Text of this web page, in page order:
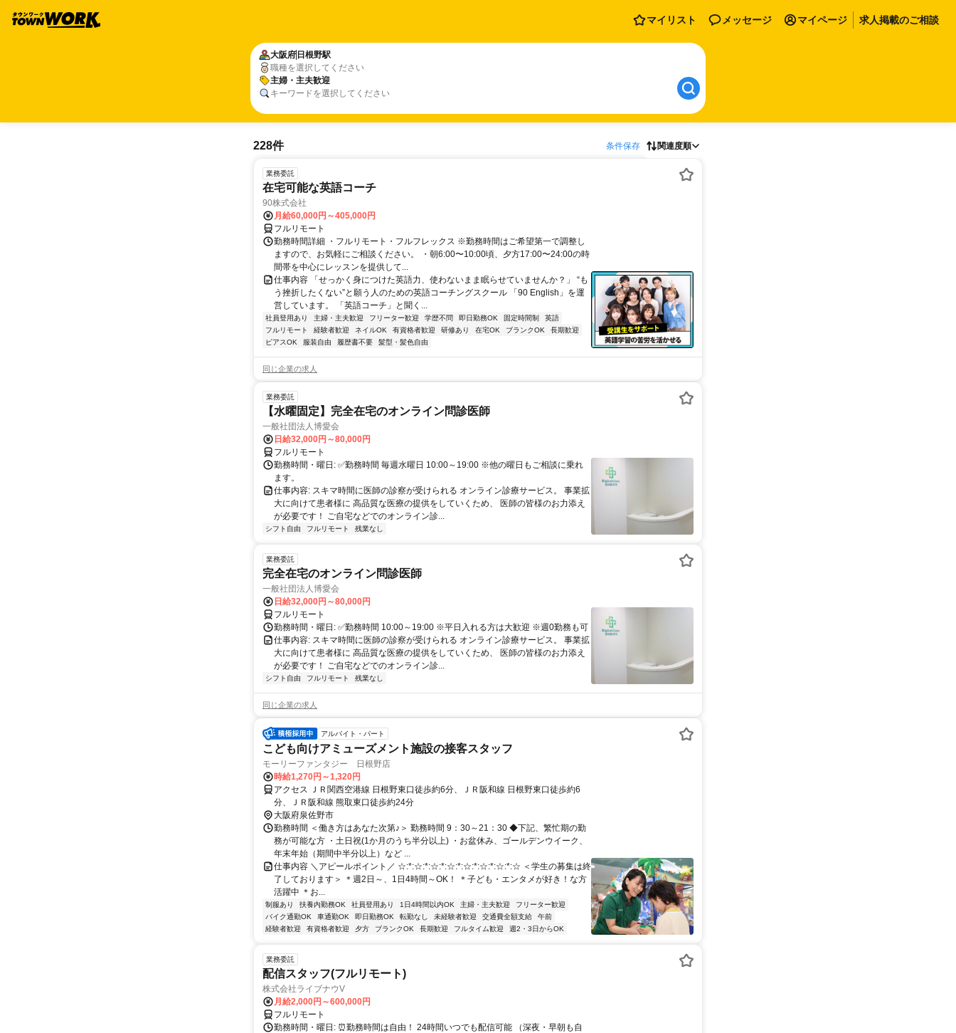
マイリスト メッセージ マイページ 求人掲載のご相談
大阪府 日根野駅
職種を選択してください
主婦・主夫歓迎
キーワードを選択してください
228件 条件保存 関連度順
業務委託
在宅可能な英語コーチ
90株式会社
月給60,000円～405,000円
フルリモート
勤務時間詳細 ・フルリモート・フルフレックス ※勤務時間はご希望第一で調整し
ますので、お気軽にご相談ください。 ・朝6:00〜10:00頃、夕方17:00〜24:00の時
間帯を中心にレッスンを提供して...
仕事内容 「せっかく身につけた英語力、使わないまま眠らせていませんか？」 “も
う挫折したくない”と願う人のための英語コーチングスクール 「90 English」を運
営しています。 「英語コーチ」と聞く...
社員登用あり 主婦・主夫歓迎 フリーター歓迎 学歴不問 即日勤務OK 固定時間制
英語
フルリモート
経験者歓迎 ネイルOK 有資格者歓迎 研修あり 在宅OK ブランクOK
長期歓迎
ピアスOK
服装自由 履歴書不要 髪型・髪色自由
同じ企業の求人
業務委託
【水曜固定】完全在宅のオンライン問診医師
一般社団法人博愛会
日給32,000円～80,000円
フルリモート
勤務時間・曜日: ✅勤務時間 毎週水曜日 10:00～19:00 ※他の曜日もご相談に乗れ
ます。
仕事内容: スキマ時間に医師の診察が受けられる オンライン診療サービス。 事業拡
大に向けて患者様に 高品質な医療の提供をしていくため、 医師の皆様のお力添え
が必要です！ ご自宅などでのオンライン診...
シフト自由 フルリモート 残業なし
業務委託
完全在宅のオンライン問診医師
一般社団法人博愛会
日給32,000円～80,000円
フルリモート
勤務時間・曜日: ✅勤務時間 10:00～19:00 ※平日入れる方は大歓迎 ※週0勤務も可
仕事内容: スキマ時間に医師の診察が受けられる オンライン診療サービス。 事業拡
大に向けて患者様に 高品質な医療の提供をしていくため、 医師の皆様のお力添え
が必要です！ ご自宅などでのオンライン診...
シフト自由 フルリモート 残業なし
同じ企業の求人
アルバイト・パート
こども向けアミューズメント施設の接客スタッフ
モーリーファンタジー 日根野店
時給1,270円～1,320円
アクセス ＪＲ関西空港線 日根野東口徒歩約6分、ＪＲ阪和線 日根野東口徒歩約6
分、ＪＲ阪和線 熊取東口徒歩約24分
大阪府泉佐野市
勤務時間 ＜働き方はあなた次第♪＞ 勤務時間 9：30～21：30 ◆下記、繁忙期の勤
務が可能な方 ・土日祝(1か月のうち半分以上) ・お盆休み、ゴールデンウイーク、
年末年始（期間中半分以上）など ...
仕事内容 ＼アピールポイント／ ☆:*:☆:*:☆:*:☆:*:☆:*:☆:*:☆:*:☆ ＜学生の募集は終
了しております＞ ＊週2日～、1日4時間～OK！ ＊子ども・エンタメが好き！な方
活躍中 ＊お...
制服あり 扶養内勤務OK 社員登用あり 1日4時間以内OK 主婦・主夫歓迎
フリーター歓迎
バイク通勤OK
車通勤OK 即日勤務OK 転勤なし 未経験者歓迎 交通費全額支給
午前
経験者歓迎
有資格者歓迎 夕方 ブランクOK 長期歓迎 フルタイム歓迎 週2・3日からOK
業務委託
配信スタッフ(フルリモート)
株式会社ライブナウV
月給2,000円～600,000円
フルリモート
勤務時間・曜日: ⏰勤務時間は自由！ 24時間いつでも配信可能 （深夜・早朝も自